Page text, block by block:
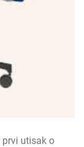
prvi utisak o